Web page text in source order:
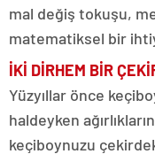
mal değiş tokuşu,
matematiksel bir
İKİ DİRHEM BİR
Yüzyıllar önce
haldeyken
keçiboynuzu